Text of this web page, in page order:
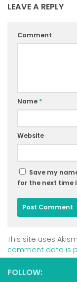
LEAVE A REPLY
Comment
Name *
Website
Save my
for the next time
This site uses
comment data is
FOLLOW: